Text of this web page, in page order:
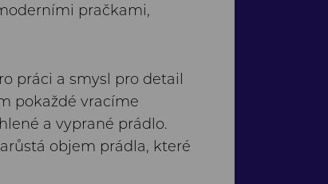
pračkami,
práci a smysl pro detail
pokaždé vracíme
a vyprané prádlo.
objem prádla, které